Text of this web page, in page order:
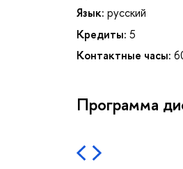
Язык: русский
Кредиты: 5
Контактные часы:
Программа